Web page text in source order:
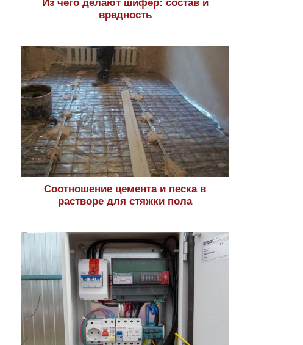
Из чего делают шифер: состав и
вредность
Соотношение цемента и песка в
растворе для стяжки пола